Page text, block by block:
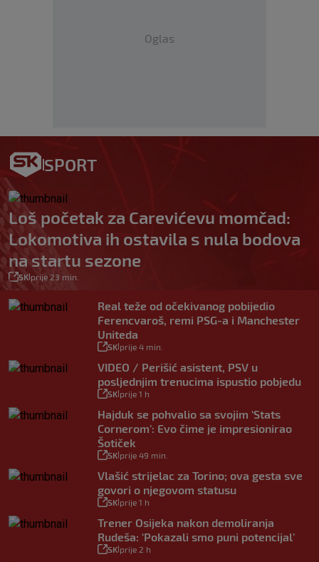
Oglas
SPORT
Loš početak za Carevićevu momčad:
Lokomotiva ih ostavila s nula bodova
na startu sezone
SK prije 23 min.
Real teže od očekivanog pobijedio
Ferencvaroš, remi PSG-a i Manchester
Uniteda
SK prije 4 min.
VIDEO / Perišić asistent, PSV u
posljednjim trenucima ispustio pobjedu
SK prije 1 h
Hajduk se pohvalio sa svojim ‘Stats
Cornerom’: Evo čime je impresionirao
Šotiček
SK prije 49 min.
Vlašić strijelac za Torino; ova gesta sve
govori o njegovom statusu
SK prije 1 h
Trener Osijeka nakon demoliranja
Rudeša: ‘Pokazali smo puni potencijal’
SK prije 2 h